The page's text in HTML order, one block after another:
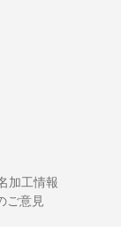
加工情報
ご意見